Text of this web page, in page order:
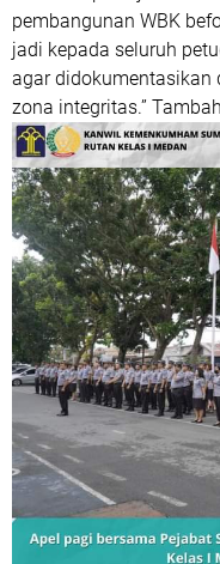
pembangunan WBK
jadi kepada seluruh
agar didokumentasikan
zona integritas.”